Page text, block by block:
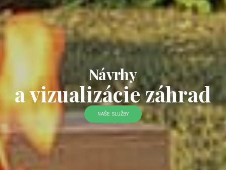
Návrhy
a vizualizácie záhrad
NAŠE SLUŽBY